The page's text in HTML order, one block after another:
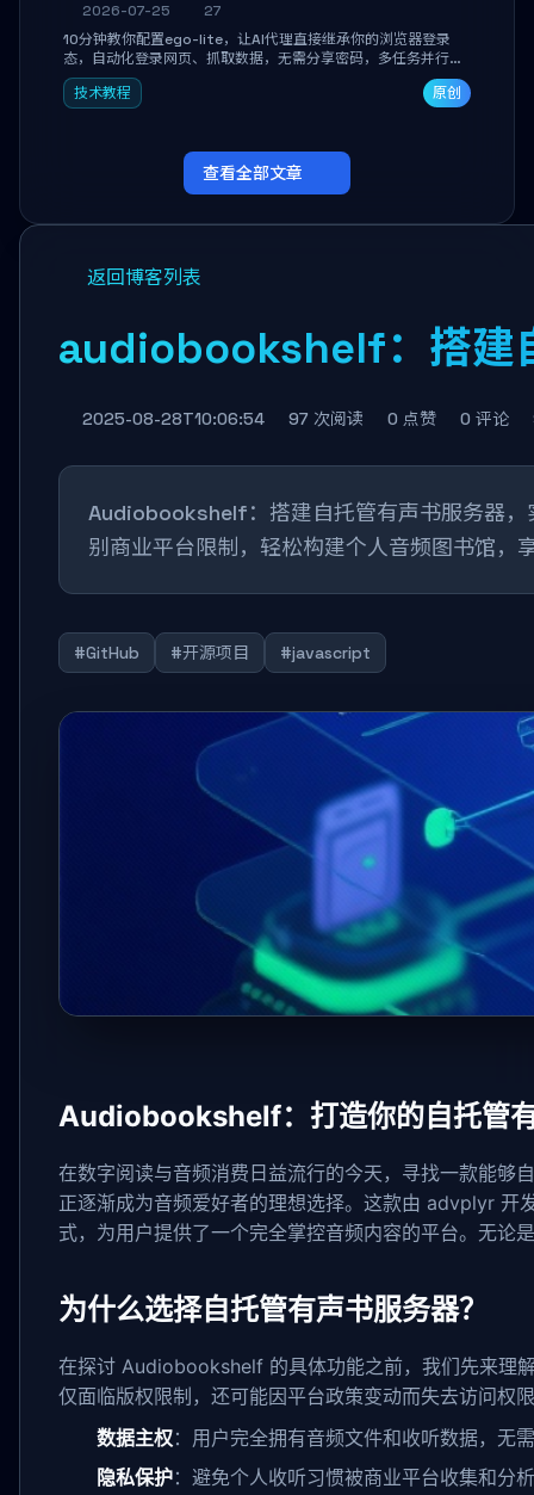
2026-07-25
27
10分钟教你配置ego-lite，让AI代理直接继承你的浏览器登录
态，自动化登录网页、抓取数据，无需分享密码，多任务并行不
干扰日常使用。
技术教程
原创
查看全部文章
返回博客列表
audiobookshelf：搭建
2025-08-28T10:06:54 97 次阅读 0 点赞 0 评论
Audiobookshelf：搭建自托管有声书服务器，
别商业平台限制，轻松构建个人音频图书馆，
#GitHub #开源项目 #javascript
Audiobookshelf：打造你的自托管
在数字阅读与音频消费日益流行的今天，寻找一款能够
正逐渐成为音频爱好者的理想选择。这款由 advplyr 开
式，为用户提供了一个完全掌控音频内容的平台。无
为什么选择自托管有声书服务器？
在探讨 Audiobookshelf 的具体功能之前，我们先来理
仅面临版权限制，还可能因平台政策变动而失去访问权
数据主权：用户完全拥有音频文件和收听数据，无
隐私保护：避免个人收听习惯被商业平台收集和分析